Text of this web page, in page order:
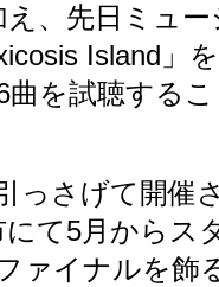
え、先日ミュ
Island 」
曲を試聴する
っさげて開催
て5月からス
ァイナルを飾